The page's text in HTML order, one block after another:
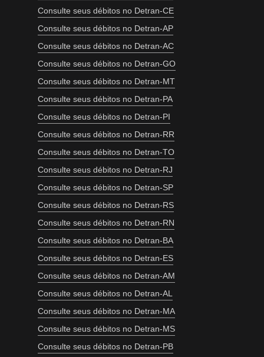
Consulte seus débitos no Detran-CE
Consulte seus débitos no Detran-AP
Consulte seus débitos no Detran-AC
Consulte seus débitos no Detran-GO
Consulte seus débitos no Detran-MT
Consulte seus débitos no Detran-PA
Consulte seus débitos no Detran-PI
Consulte seus débitos no Detran-RR
Consulte seus débitos no Detran-TO
Consulte seus débitos no Detran-RJ
Consulte seus débitos no Detran-SP
Consulte seus débitos no Detran-RS
Consulte seus débitos no Detran-RN
Consulte seus débitos no Detran-BA
Consulte seus débitos no Detran-ES
Consulte seus débitos no Detran-AM
Consulte seus débitos no Detran-AL
Consulte seus débitos no Detran-MA
Consulte seus débitos no Detran-MS
Consulte seus débitos no Detran-PB